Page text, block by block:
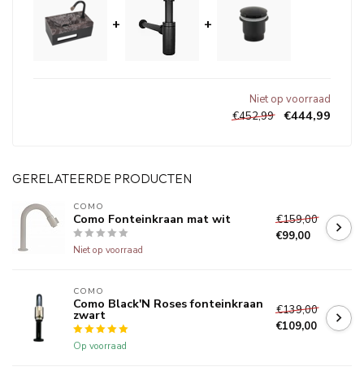
+ +
Niet op voorraad
€452,99
€444,99
GERELATEERDE PRODUCTEN
COMO
Como Fonteinkraan mat wit
Niet op voorraad
€159,00
€99,00
COMO
Como Black'N Roses fonteinkraan
zwart
Op voorraad
€139,00
€109,00